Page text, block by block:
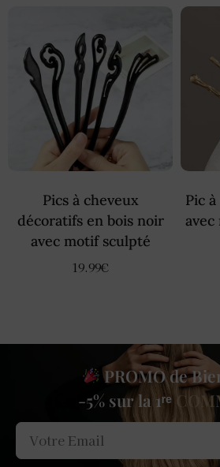
Pics à cheveux
décoratifs en bois noir
avec motif sculpté
19.99€
Pic
PROMO de
-5% sur la 1ʳᵉ